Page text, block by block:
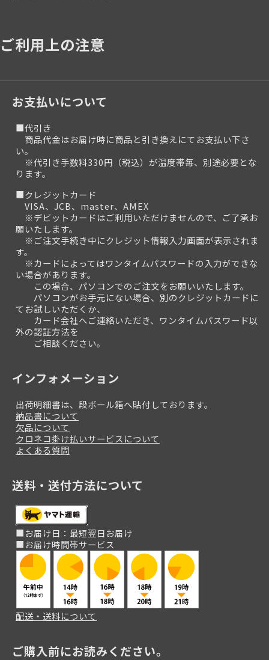
ご利用上の注意
お支払いについて
■代引き
商品代金はお届け時に商品と引き換えにてお支払い下さ
い。
※代引き手数料330円（税込）が温度帯毎、別途必要とな
ります。
■クレジットカード
VISA、JCB、master、AMEX
※デビットカードはご利用いただけませんので、ご了承お
願いたします。
※ご注文手続き中にクレジット情報入力画面が表示されま
す。
※カードによってはワンタイムパスワードの入力ができな
い場合があります。
この場合、パソコンでのご注文をお願いいたします。
パソコンがお手元にない場合、別のクレジットカードに
てお試しいただくか、
カード会社へご連絡いただき、ワンタイムパスワード以
外の認証方法を
ご相談ください。
インフォメーション
出荷明細書は、段ボール箱へ貼付しております。
納品書について
欠品について
クロネコ掛け払いサービスについて
よくある質問
送料・送付方法について
■お届け日：最短翌日お届け
■お届け時間帯サービス
配送・送料について
ご購入前にお読みください。